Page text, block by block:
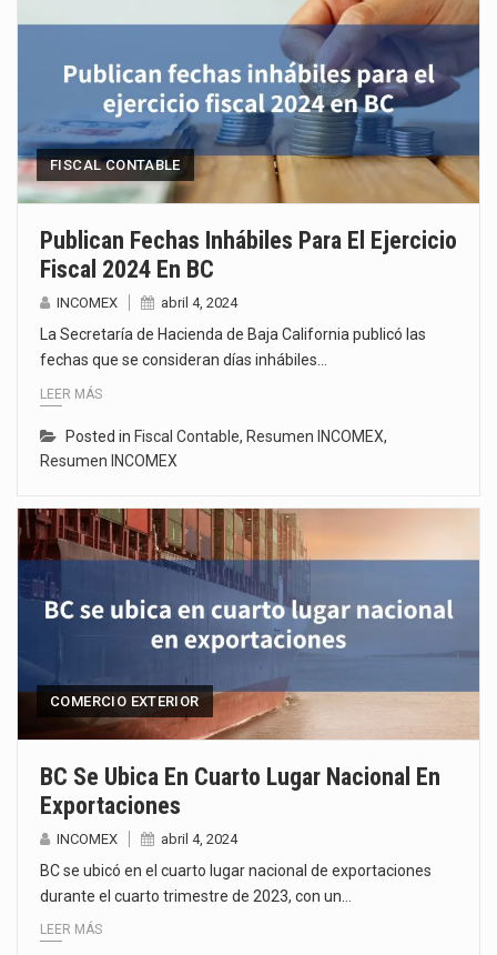
El Gobierno de Estados Unidos ha procesado la devolución de aproximadamente 100,000 millones de dólares…
El mercado laboral mexicano muestra un proceso de precarización sin señales de mejora, según el…
La Cámara Minera de México (Camimex) proyecta una inversión total de 6,402.2 millones de dólares…
FISCAL CONTABLE
Publican Fechas Inhábiles Para El Ejercicio
Fiscal 2024 En BC
INCOMEX abril 4, 2024
La Secretaría de Hacienda de Baja California publicó las
fechas que se consideran días inhábiles…
LEER MÁS
Posted in Fiscal Contable, Resumen INCOMEX,
Resumen INCOMEX
COMERCIO EXTERIOR
BC Se Ubica En Cuarto Lugar Nacional En
Exportaciones
INCOMEX abril 4, 2024
BC se ubicó en el cuarto lugar nacional de exportaciones
durante el cuarto trimestre de 2023, con un…
LEER MÁS